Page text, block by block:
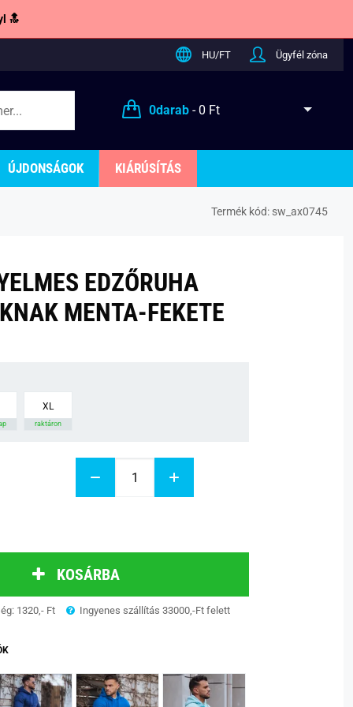
🔝
HU/FT Ügyfél zóna
0darab- 0 Ft
ÚJDONSÁGOK KIÁRÚSÍTÁS
Termék kód: sw_ax0745
EDZŐRUHA
MENTA-FEKETE
XL
raktáron
KOSÁRBA
1320,- Ft Ingyenes szállítás 33000,-Ft felett